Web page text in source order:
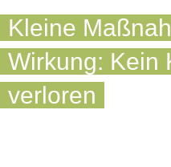
Kleine
Wirkung: Kein
verloren